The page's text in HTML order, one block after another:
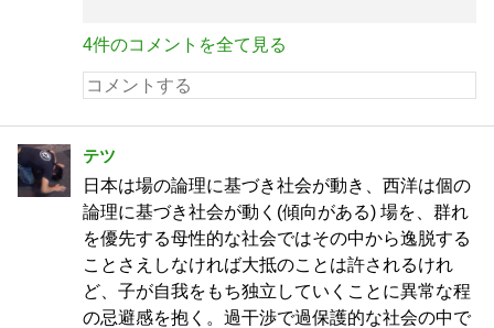
4件のコメントを全て見る
テツ
日本は場の論理に基づき社会が動き、西洋は個の
論理に基づき社会が動く(傾向がある) 場を、群れ
を優先する母性的な社会ではその中から逸脱する
ことさえしなければ大抵のことは許されるけれ
ど、子が自我をもち独立していくことに異常な程
の忌避感を抱く。過干渉で過保護的な社会の中で